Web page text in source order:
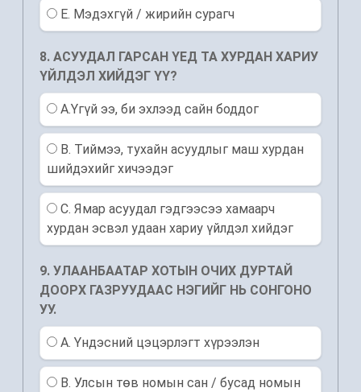
E. Мэдэхгүй / жирийн сурагч
8. АСУУДАЛ ГАРСАН ҮЕД ТА ХУРДАН ХАРИУ
ҮЙЛДЭЛ ХИЙДЭГ ҮҮ?
A.Үгүй ээ, би эхлээд сайн боддог
B. Тиймээ, тухайн асуудлыг маш хурдан
шийдэхийг хичээдэг
C. Ямар асуудал гэдгээсээ хамаарч
хурдан эсвэл удаан хариу үйлдэл хийдэг
9. УЛААНБААТАР ХОТЫН ОЧИХ ДУРТАЙ
ДООРХ ГАЗРУУДААС НЭГИЙГ НЬ СОНГОНО
УУ.
A. Үндэсний цэцэрлэгт хүрээлэн
B. Улсын төв номын сан / бусад номын